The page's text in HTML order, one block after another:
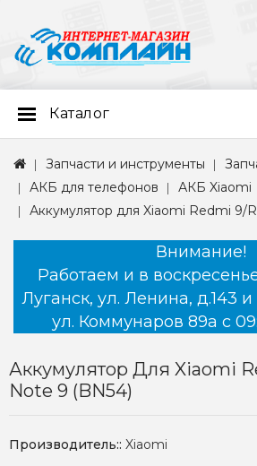
Каталог
Запчасти и инструменты
АКБ для телефонов
АКБ Xiaomi
Аккумулятор для Xiaomi Redmi 9/
Внимание!
Работаем и в
Луганск, ул. Ленина, д.143 и
ул. Коммунаров 89а с
Аккумулятор Для Xiaomi
Note 9 (BN54)
Производитель:: Xiaomi